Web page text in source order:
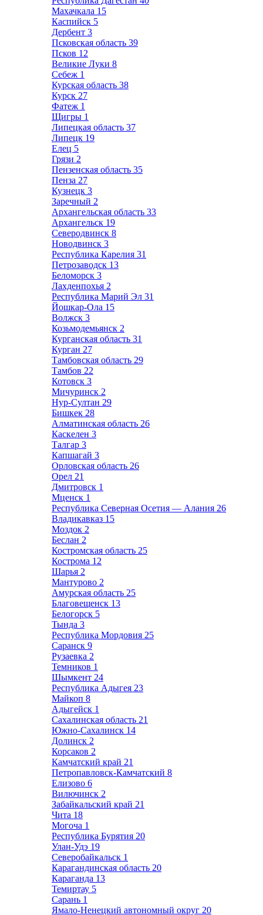
Махачкала 15
Каспийск 5
Дербент 3
Псковская область 39
Псков 12
Великие Луки 8
Себеж 1
Курская область 38
Курск 27
Фатеж 1
Щигры 1
Липецкая область 37
Липецк 19
Елец 5
Грязи 2
Пензенская область 35
Пенза 27
Кузнецк 3
Заречный 2
Архангельская область 33
Архангельск 19
Северодвинск 8
Новодвинск 3
Республика Карелия 31
Петрозаводск 13
Беломорск 3
Лахденпохья 2
Республика Марий Эл 31
Йошкар-Ола 15
Волжск 3
Козьмодемьянск 2
Курганская область 31
Курган 27
Тамбовская область 29
Тамбов 22
Котовск 3
Мичуринск 2
Нур-Султан 29
Бишкек 28
Алматинская область 26
Каскелен 3
Талгар 3
Капшагай 3
Орловская область 26
Орел 21
Дмитровск 1
Мценск 1
Республика Северная Осетия — Алания 26
Владикавказ 15
Моздок 2
Беслан 2
Костромская область 25
Кострома 12
Шарья 2
Мантурово 2
Амурская область 25
Благовещенск 13
Белогорск 5
Тында 3
Республика Мордовия 25
Саранск 9
Рузаевка 2
Темников 1
Шымкент 24
Республика Адыгея 23
Майкоп 8
Адыгейск 1
Сахалинская область 21
Южно-Сахалинск 14
Долинск 2
Корсаков 2
Камчатский край 21
Петропавловск-Камчатский 8
Елизово 6
Вилючинск 2
Забайкальский край 21
Чита 18
Могоча 1
Республика Бурятия 20
Улан-Удэ 19
Северобайкальск 1
Карагандинская область 20
Караганда 13
Темиртау 5
Сарань 1
Ямало-Ненецкий автономный округ 20